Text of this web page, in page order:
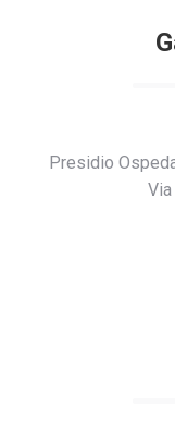
Presidio